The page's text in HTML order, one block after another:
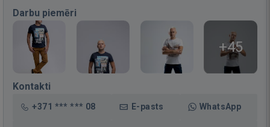
Darbu piemēri
+45
Kontakti
+371 *** *** 08 E-pasts WhatsApp